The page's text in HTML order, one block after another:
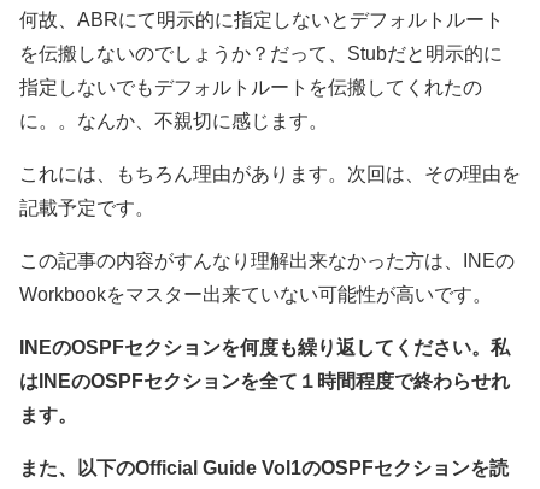
何故、ABRにて明示的に指定しないとデフォルトルート
を伝搬しないのでしょうか？だって、Stubだと明示的に
指定しないでもデフォルトルートを伝搬してくれたの
に。。なんか、不親切に感じます。
これには、もちろん理由があります。次回は、その理由を
記載予定です。
この記事の内容がすんなり理解出来なかった方は、INEの
Workbookをマスター出来ていない可能性が高いです。
INEのOSPFセクションを何度も繰り返してください。私
はINEのOSPFセクションを全て１時間程度で終わらせれ
ます。
また、以下のOfficial Guide Vol1のOSPFセクションを読